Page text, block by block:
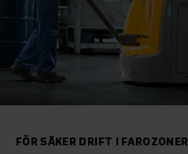
FÖR SÄKER DRIFT I FAROZONER